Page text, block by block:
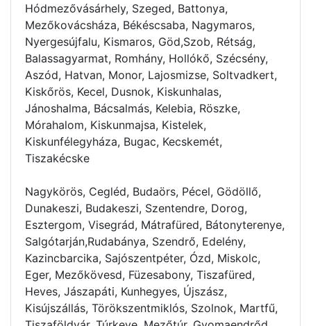
Hódmezővásárhely, Szeged, Battonya,
Mezőkovácsháza, Békéscsaba, Nagymaros,
Nyergesújfalu, Kismaros, Göd,Szob, Rétság,
Balassagyarmat, Romhány, Hollókő, Szécsény,
Aszód, Hatvan, Monor, Lajosmizse, Soltvadkert,
Kiskőrös, Kecel, Dusnok, Kiskunhalas,
Jánoshalma, Bácsalmás, Kelebia, Röszke,
Mórahalom, Kiskunmajsa, Kistelek,
Kiskunfélegyháza, Bugac, Kecskemét,
Tiszakécske
Nagykörös, Cegléd, Budaörs, Pécel, Gödöllő,
Dunakeszi, Budakeszi, Szentendre, Dorog,
Esztergom, Visegrád, Mátrafüred, Bátonyterenye,
Salgótarján,Rudabánya, Szendrő, Edelény,
Kazincbarcika, Sajószentpéter, Ózd, Miskolc,
Eger, Mezőkövesd, Füzesabony, Tiszafüred,
Heves, Jászapáti, Kunhegyes, Újszász,
Kisújszállás, Törökszentmiklós, Szolnok, Martfű,